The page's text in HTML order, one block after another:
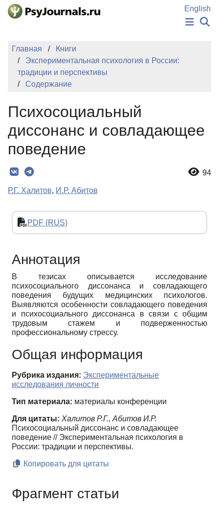
Перейти к основному содержанию
English
ПОДАТЬ РУКОПИСЬ
Регистрация
Главная
Книги
Экспериментальная психология в России:
традиции и перспективы
Содержание
Психосоциальный
диссонанс и совладающее
поведение
94
Р.Г. Халитов, И.Р. Абитов
PDF (RUS)
Аннотация
В тезисах описывается исследование
психосоциального диссонанса и совладающего
поведения будущих медицинских психологов.
Выявляются особенности совладающего поведения
и психосоциального диссонанса в связи с общим
трудовым стажем и подверженностью
профессиональному стрессу.
Общая информация
Рубрика издания: Экспериментальные
исследования личности
Тип материала: материалы конференции
Для цитаты: Халитов Р.Г., Абитов И.Р.
Психосоциальный диссонанс и совладающее
поведение // Экспериментальная психология в
России: традиции и перспективы.
Копировать для цитаты
Фрагмент статьи